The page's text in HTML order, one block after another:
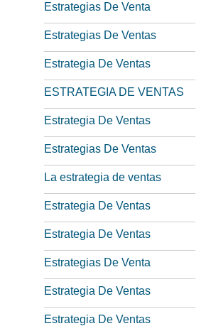
Estrategias De Venta
Estrategias De Ventas
Estrategia De Ventas
ESTRATEGIA DE VENTAS
Estrategia De Ventas
Estrategias De Ventas
La estrategia de ventas
Estrategia De Ventas
Estrategia De Ventas
Estrategias De Venta
Estrategia De Ventas
Estrategia De Ventas